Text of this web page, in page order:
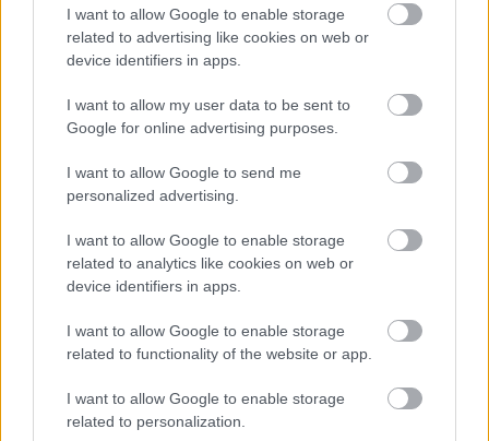
I want to allow Google to enable storage
related to advertising like cookies on web or
device identifiers in apps.
I want to allow my user data to be sent to
Google for online advertising purposes.
I want to allow Google to send me
personalized advertising.
I want to allow Google to enable storage
related to analytics like cookies on web or
device identifiers in apps.
I want to allow Google to enable storage
related to functionality of the website or app.
I want to allow Google to enable storage
related to personalization.
a ManUtdFanatics.hu működését!
Kapcsolódó hírek
MANCHESTER UNITED
CARRICKET FOGJA AJÁNLANI
NEK